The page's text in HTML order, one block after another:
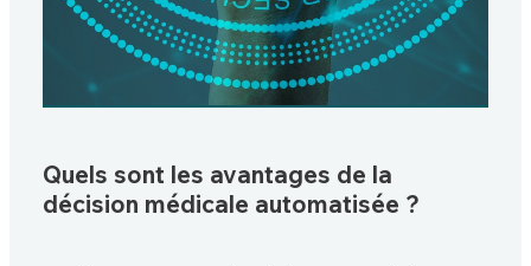
Quels sont les avantages de la
décision médicale automatisée ?